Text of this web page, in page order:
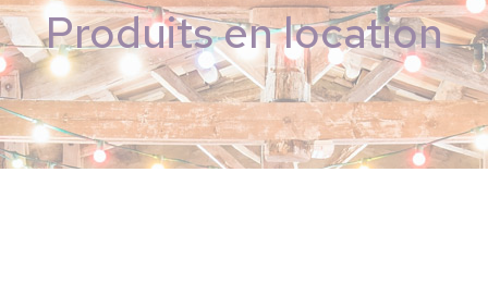
Produits en location